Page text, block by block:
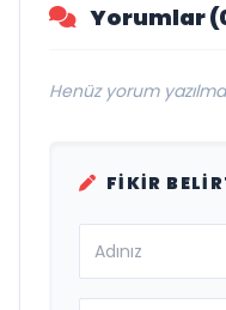
Yorumlar
Henüz yorum
FIKIR